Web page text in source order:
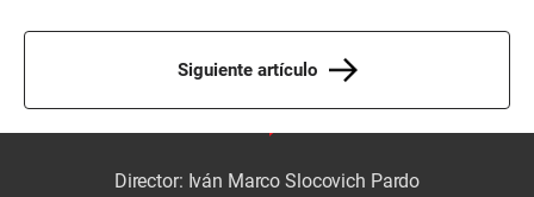
Siguiente artículo
Director: Iván Marco Slocovich Pardo